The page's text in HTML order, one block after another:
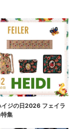
ジの日2026 フェイラ
集